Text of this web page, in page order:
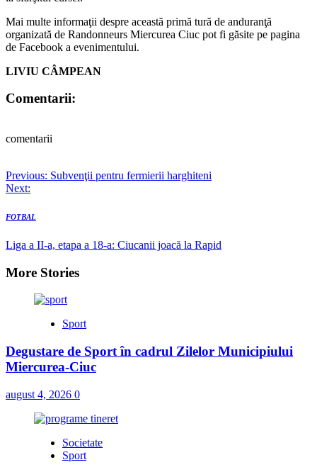
Mai multe informaţii despre această primă tură de anduranţă
organizată de Randonneurs Miercurea Ciuc pot fi găsite pe pagina
de Facebook a evenimentului.
LIVIU CÂMPEAN
Comentarii:
comentarii
Post
navigation
Previous: Subvenţii pentru fermierii harghiteni
Next:
FOTBAL
Liga a II-a, etapa a 18-a: Ciucanii joacă la Rapid
More Stories
Sport
Degustare de Sport în cadrul Zilelor Municipiului
Miercurea-Ciuc
august 4, 2026 0
Societate
Sport